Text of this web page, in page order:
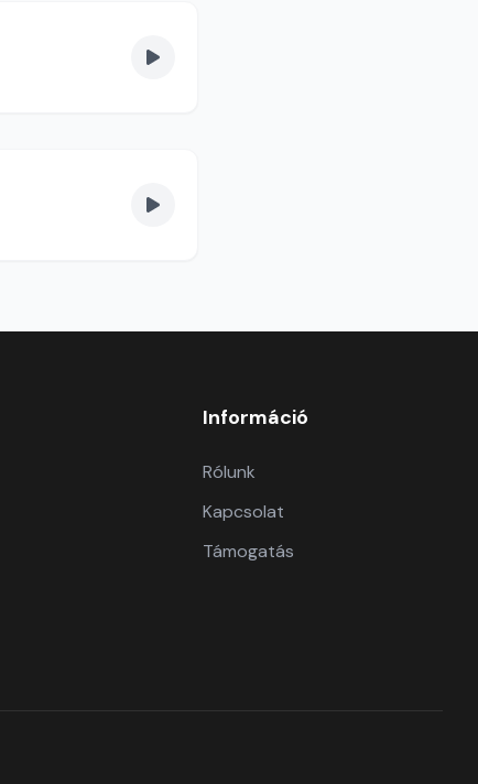
Információ
Rólunk
Kapcsolat
Támogatás